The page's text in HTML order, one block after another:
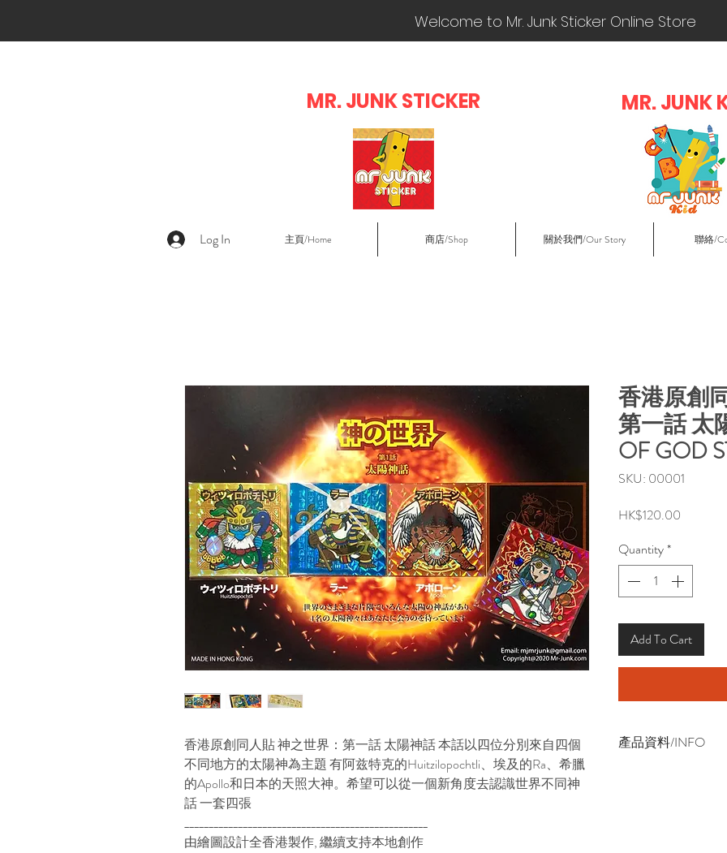
Welcome to Mr. Junk Sticker Online Store
MR. JUNK STICKER MR. JUNK
Log In 主頁/Home 商店/Shop 關於我們/Our Story 聯絡/
香港原創同人貼 神之世界：第一話 太陽神話 本話以四位分別來自四個
不同地方的太陽神為主題 有阿兹特克的Huitzilopochtli、埃及的Ra、希臘
的Apollo和日本的天照大神。希望可以從一個新角度去認識世界不同神
話 一套四張
__________________________________________________
由繪圖設計全香港製作, 繼續支持本地創作
香港原創
第一話 太
OF GOD
SKU: 00001
HK$120.00
Quantity*
Add To Cart
產品資料/INFO